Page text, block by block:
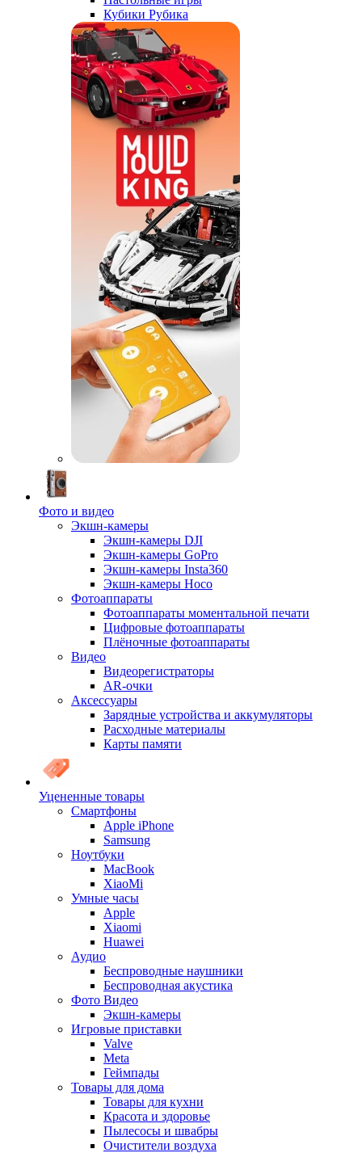
Кубики Рубика
Фото и видео
Экшн-камеры
Экшн-камеры DJI
Экшн-камеры GoPro
Экшн-камеры Insta360
Экшн-камеры Hoco
Фотоаппараты
Фотоаппараты моментальной печати
Цифровые фотоаппараты
Плёночные фотоаппараты
Видео
Видеорегистраторы
AR-очки
Аксессуары
Зарядные устройства и аккумуляторы
Расходные материалы
Карты памяти
Уцененные товары
Cмартфоны
Apple iPhone
Samsung
Ноутбуки
MacBook
XiaoMi
Умные часы
Apple
Xiaomi
Huawei
Аудио
Беспроводные наушники
Беспроводная акустика
Фото Видео
Экшн-камеры
Игровые приставки
Valve
Meta
Геймпады
Товары для дома
Товары для кухни
Красота и здоровье
Пылесосы и швабры
Очистители воздуха